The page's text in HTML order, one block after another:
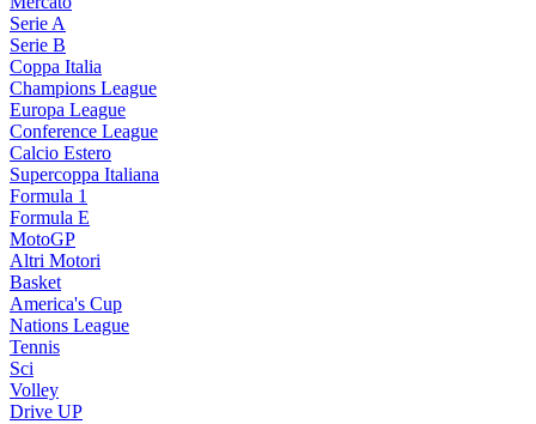
Serie A
Serie B
Coppa Italia
Champions League
Europa League
Conference League
Calcio Estero
Supercoppa Italiana
Formula 1
Formula E
MotoGP
Altri Motori
Basket
America's Cup
Nations League
Tennis
Sci
Volley
Drive UP